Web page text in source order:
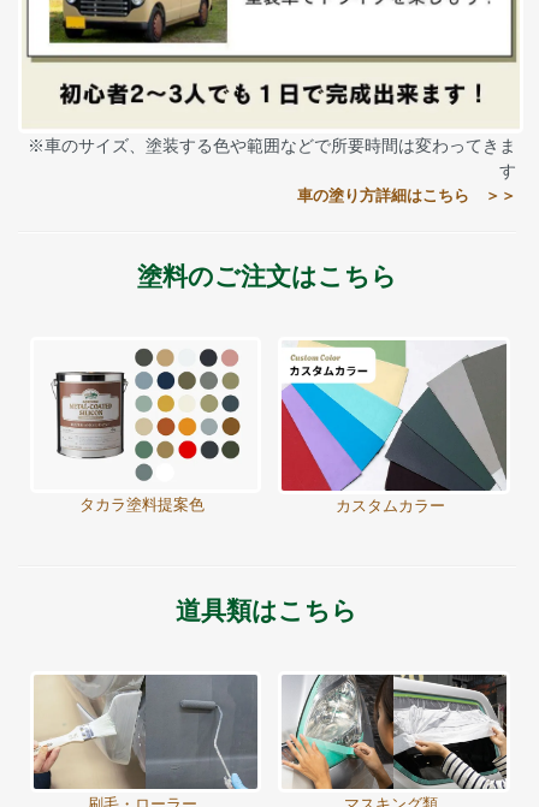
※車のサイズ、塗装する色や範囲などで所要時間は変わってきま
す
車の塗り方詳細はこちら ＞＞
塗料のご注文はこちら
タカラ塗料提案色 カスタムカラー
道具類はこちら